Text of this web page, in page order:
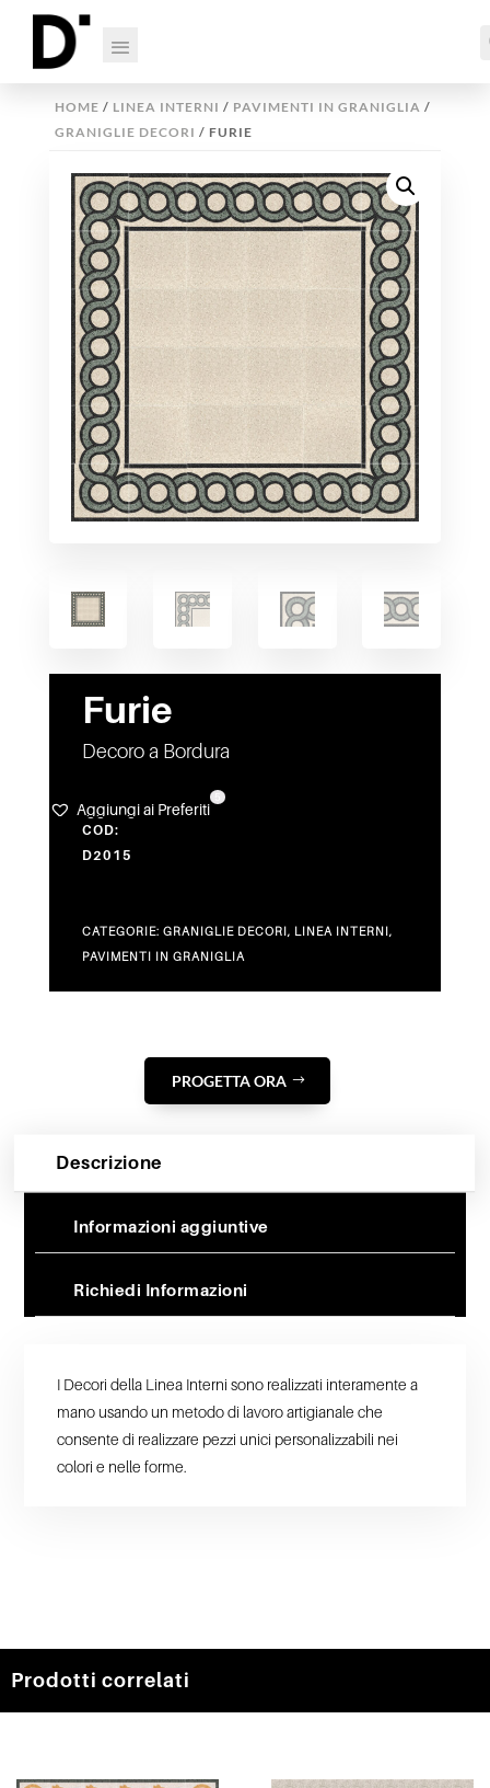
HOME / LINEA INTERNI / PAVIMENTI IN GRANIGLIA /
GRANIGLIE DECORI / FURIE
Furie
Decoro a Bordura
Aggiungi ai Preferiti
COD:
D2015
CATEGORIE: GRANIGLIE DECORI, LINEA INTERNI,
PAVIMENTI IN GRANIGLIA
PROGETTA ORA
Descrizione
Informazioni aggiuntive
Richiedi Informazioni
I Decori della Linea Interni sono realizzati interamente a
mano usando un metodo di lavoro artigianale che
consente di realizzare pezzi unici personalizzabili nei
colori e nelle forme.
Prodotti correlati